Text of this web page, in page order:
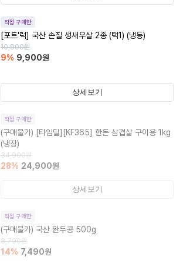
직접 구매한
[포트'럭] 국산 손질 생새우살 2종 (택1) (냉동)
10,900원
9% 9,900원
상세보기
직접 구매한
(구매불가) [타임딜][KF365] 한돈 삼겹살 구이용 1kg
(냉장)
34,900원
28% 24,900원
상세보기
직접 구매한
(구매불가) 국산 완두콩 500g
8,790원
14% 7,490원